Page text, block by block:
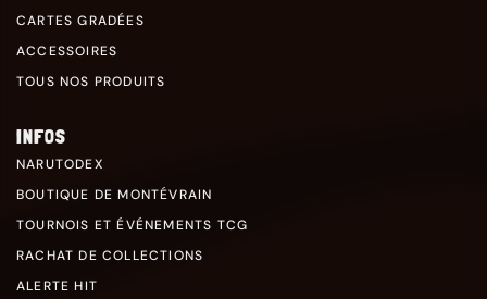
CARTES GRADÉES
ACCESSOIRES
TOUS NOS PRODUITS
INFOS
NARUTODEX
BOUTIQUE DE MONTÉVRAIN
TOURNOIS ET ÉVÉNEMENTS TCG
RACHAT DE COLLECTIONS
ALERTE HIT